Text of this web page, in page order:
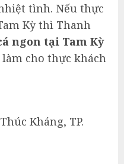
tình. Nếu thực
Kỳ thì Thanh
ngon tại Tam Kỳ
làm cho thực khách
Kháng, TP.